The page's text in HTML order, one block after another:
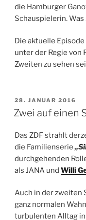
die Hamburger
Schauspielerin.
Die aktuelle
unter der Regie von
Zweiten zu sehen
VERÖFFENTLICHT
AM
28. JANUAR 2016
Zwei auf einen
Das ZDF strahlt
die Familienserie
durchgehenden
als JANA und Willi
Auch in der zweiten
ganz normalen
turbulenten Alltag